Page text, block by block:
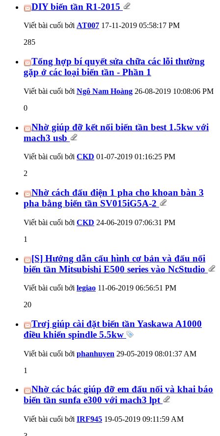
DIY biến tần R1-2015
Viết bài cuối bởi AT007 17-11-2019 05:58:17 PM
285
Tổng hợp bí quyết sửa chữa các lỗi thường
gặp ở các loại biến tần - Phần 1
Viết bài cuối bởi Ngô Nam Hoàng 26-08-2019 10:08:06 PM
0
Nhờ giúp đỡ kết nối biến tần best 1.5kw với
mach3 usb
Viết bài cuối bởi CKD 01-07-2019 01:16:25 PM
2
Nhờ cách đấu điện 1 pha cho khoan bàn 3
pha bằng biến tần SV015iG5A-2
Viết bài cuối bởi CKD 24-06-2019 07:06:31 PM
1
[S] Hướng dẫn cấu hình cơ bản và đấu nối
biến tần Mitsubishi E500 series vào NcStudio
Viết bài cuối bởi legiao 11-06-2019 06:56:51 PM
20
Trơj giúp cài đặt biến tần Yaskawa A1000
điều khiển spindle 5.5kw
Viết bài cuối bởi phanhuyen 29-05-2019 08:01:37 AM
1
Nhờ các bác giúp đỡ em đấu nối và khai báo
biến tần sunfa e300 với mach3 lpt
Viết bài cuối bởi IRF945 19-05-2019 09:11:59 AM